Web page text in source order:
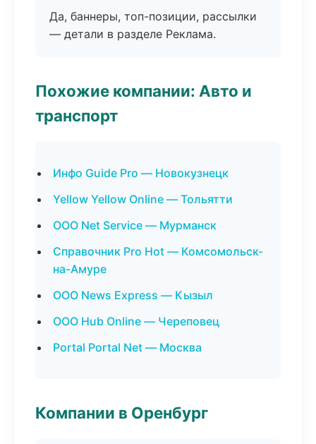
Да, баннеры, топ-позиции, рассылки
— детали в разделе Реклама.
Похожие компании: Авто и
транспорт
Инфо Guide Pro — Новокузнецк
Yellow Yellow Online — Тольятти
ООО Net Service — Мурманск
Справочник Pro Hot — Комсомольск-
на-Амуре
ООО News Express — Кызыл
ООО Hub Online — Череповец
Portal Portal Net — Москва
Компании в Оренбург